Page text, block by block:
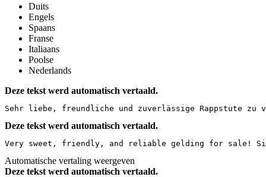
Duits
Engels
Spaans
Franse
Italiaans
Poolse
Nederlands
Deze tekst werd automatisch vertaald.
Sehr liebe, freundliche und zuverlässige Rappstute
Deze tekst werd automatisch vertaald.
Very sweet, friendly, and reliable gelding for sale! Sir
Automatische vertaling weergeven
Deze tekst werd automatisch vertaald.